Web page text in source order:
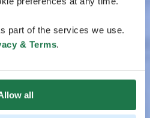
part of the services we use.
& Terms.
all